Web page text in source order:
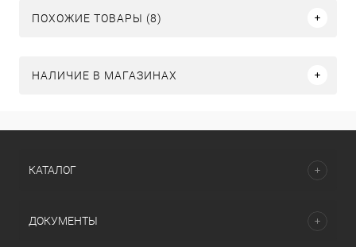
ПОХОЖИЕ ТОВАРЫ (8)
НАЛИЧИЕ В МАГАЗИНАХ
КАТАЛОГ
ДОКУМЕНТЫ